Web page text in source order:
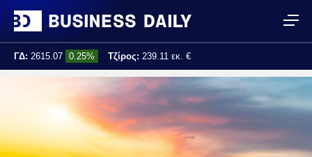
ΓΔ: 2615.07 0.25% Τζίρος: 239.11 εκ. €